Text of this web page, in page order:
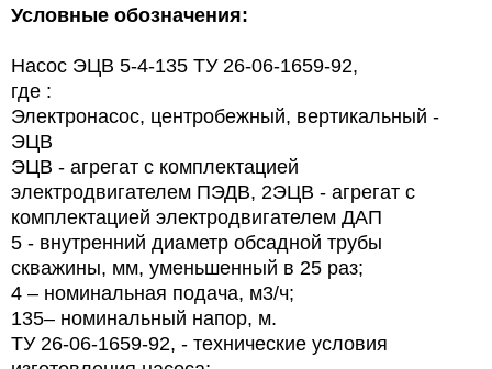
Условные обозначения:
Насос ЭЦВ 5-4-135 ТУ 26-06-1659-92,
где :
Электронасос, центробежный, вертикальный -
ЭЦВ
ЭЦВ - агрегат с комплектацией
электродвигателем ПЭДВ, 2ЭЦВ - агрегат с
комплектацией электродвигателем ДАП
5 - внутренний диаметр обсадной трубы
скважины, мм, уменьшенный в 25 раз;
4 – номинальная подача, м3/ч;
135– номинальный напор, м.
ТУ 26-06-1659-92, - технические условия